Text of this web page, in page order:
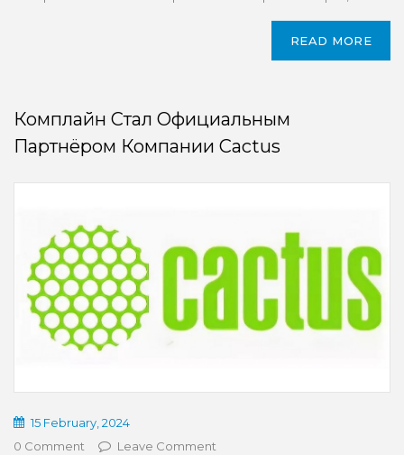
READ MORE
Комплайн Стал Официальным
Партнёром Компании Cactus
15 February, 2024
0 Comment
Leave Comment